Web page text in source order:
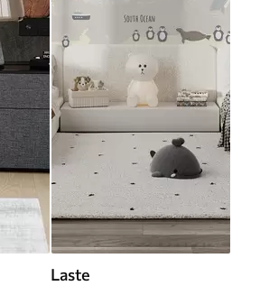
Laste